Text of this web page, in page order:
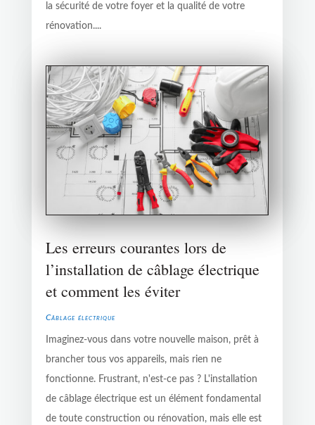
la sécurité de votre foyer et la qualité de votre
rénovation....
Les erreurs courantes lors de
l’installation de câblage électrique
et comment les éviter
Câblage électrique
Imaginez-vous dans votre nouvelle maison, prêt à
brancher tous vos appareils, mais rien ne
fonctionne. Frustrant, n'est-ce pas ? L'installation
de câblage électrique est un élément fondamental
de toute construction ou rénovation, mais elle est